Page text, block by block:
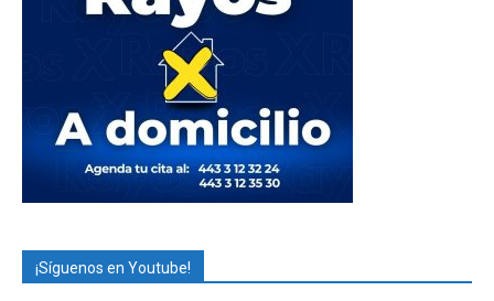
¡Síguenos en Youtube!